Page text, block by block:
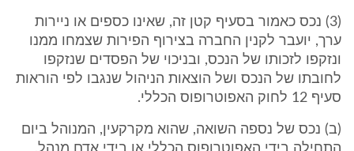
(3) נכס כאמור בסעיף קטן זה, שאינו כספים או ניירות
ערך, יועבר לקנין החברה בצירוף הפירות שצמחו ממנו
ונזקפו לזכותו של הנכס, ובניכוי של הפסדים שנזקפו
לחובתו של הנכס ושל הוצאות הניהול שנגבו לפי הוראות
סעיף 12 לחוק האפוטרופוס הכללי.
(ב) נכס של נספה השואה, שהוא מקרקעין, המנוהל ביום